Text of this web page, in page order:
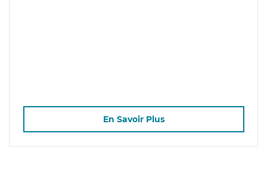
En Savoir Plus